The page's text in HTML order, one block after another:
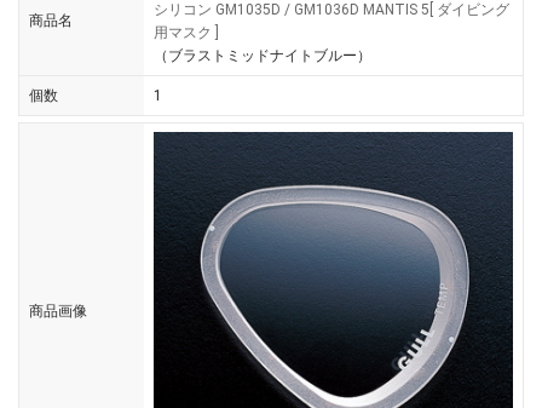
商品名
シリコン GM1035D / GM1036D MANTIS 5[ ダイビング
用マスク ]
（ブラストミッドナイトブルー）
個数 1
商品画像